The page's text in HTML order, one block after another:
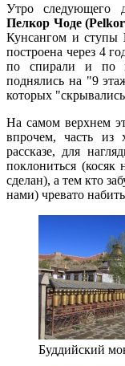
Утро следующего
Пелкор Чоде
Кунсангом и ступы
построена через 4
по спирали и по
поднялись на "9
которых
На самом верхнем
впрочем, часть из
рассказе, для
поклониться
сделан), а тем кто
нами) чревато
Буддийский